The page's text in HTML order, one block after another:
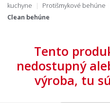
kuchyne
Protišmykové behúne
Clean behúne
Tento
nedostupný
výroba, tu